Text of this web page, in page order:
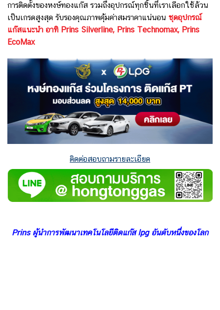
การติดตั้งของหงษ์ทองแก๊ส รวมถึงอุปกรณ์ทุกชิ้นที่เราเลือกใช้ล้วน
เป็นเกรดสูงสุด รับรองคุณภาพคุ้มค่าสมราคาแน่นอน ชุดอุปกรณ์
แก๊สแนะนำ อาทิ Prins Silverline, Prins Technomax, Prins
EcoMax
ติดต่อสอบถามรายละเอียด
Prins ผู้นำการพัฒนาเทคโนโลยีติดแก๊ส lpg อันดับหนึ่งของโลก